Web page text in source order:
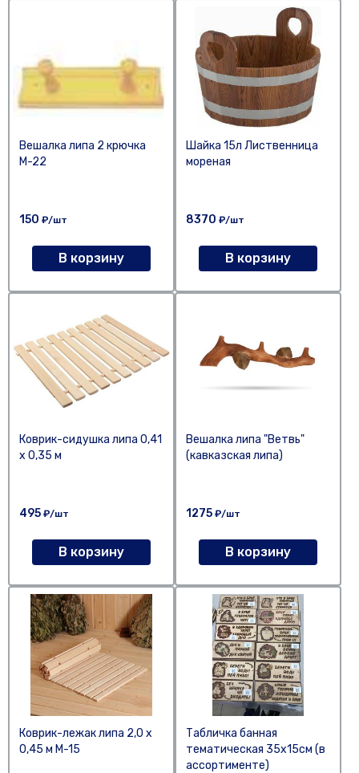
Вешалка липа 2 крючка
М-22
150 ₽/шт
В корзину
Шайка 15л Лиственница
мореная
8370 ₽/шт
В корзину
Коврик-сидушка липа 0,41
х 0,35 м
495 ₽/шт
В корзину
Вешалка липа "Ветвь"
(кавказская липа)
1275 ₽/шт
В корзину
Коврик-лежак липа 2,0 х
0,45 м М-15
Табличка банная
тематическая 35х15см (в
ассортименте)